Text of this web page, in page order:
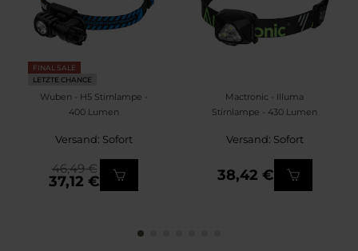
FINAL SALE
LETZTE CHANCE
Wuben - H5 Stirnlampe -
400 Lumen
Versand: Sofort
37,12 €
46,49 €
Mactronic - Illuma
Stirnlampe - 430 Lumen
Versand: Sofort
38,42 €